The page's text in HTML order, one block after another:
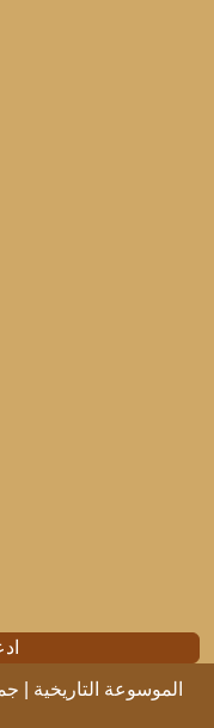
© 2024 الموسوعة